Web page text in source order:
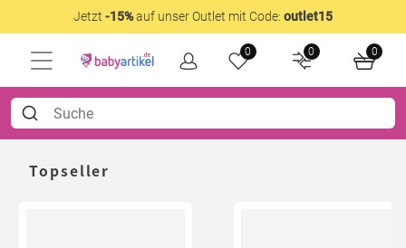
Jetzt -15%auf unser Outlet mit Code: outlet15
0 0 0
Topseller